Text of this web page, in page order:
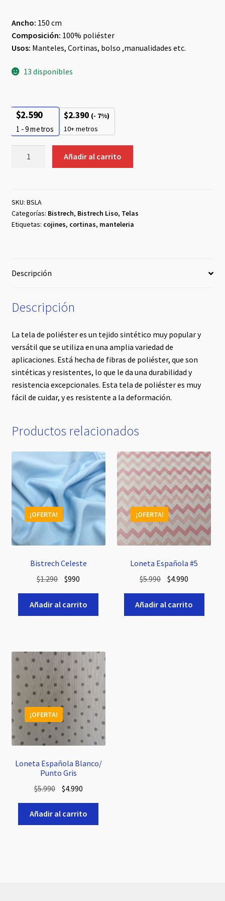
Ancho: 150 cm
Composición: 100% poliéster
Usos: Manteles, Cortinas, bolso ,manualidades etc.
13 disponibles
$2.590
1 - 9metros
$2.390 (- 7%)
10+ metros
Rey
cantidad
Añadir al carrito
SKU: BSLA
Categorías: Bistrech, Bistrech Liso, Telas
Etiquetas: cojines, cortinas, manteleria
Descripción
Descripción
La tela de poliéster es un tejido sintético muy popular y
versátil que se utiliza en una amplia variedad de
aplicaciones. Está hecha de fibras de poliéster, que son
sintéticas y resistentes, lo que le da una durabilidad y
resistencia excepcionales. Esta tela de poliéster es muy
fácil de cuidar, y es resistente a la deformación.
Productos relacionados
Bistrech Celeste
¡OFERTA!
$1.290 El
original
era:
$990
actual
es:
Añadir al carrito
Loneta Española #5
¡OFERTA!
$5.990 El
original
era:
$4.990
actual
es:
Añadir al carrito
Loneta Española Blanco/
Punto Gris
¡OFERTA!
$5.990 El
original
era:
$4.990El
actual
es:
Añadir al carrito